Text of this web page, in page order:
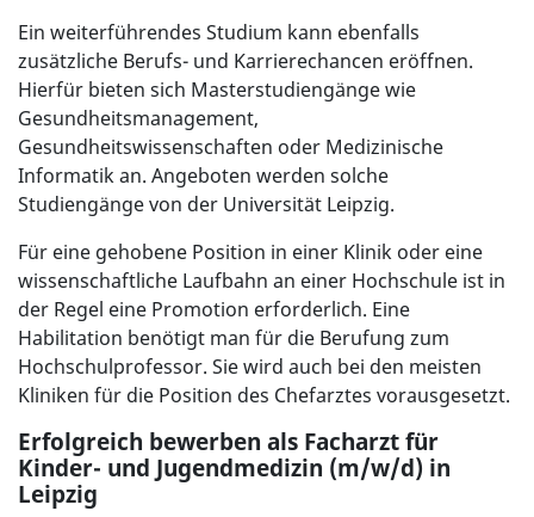
Ein weiterführendes Studium kann ebenfalls
zusätzliche Berufs- und Karrierechancen eröffnen.
Hierfür bieten sich Masterstudiengänge wie
Gesundheitsmanagement,
Gesundheitswissenschaften oder Medizinische
Informatik an. Angeboten werden solche
Studiengänge von der Universität Leipzig.
Für eine gehobene Position in einer Klinik oder eine
wissenschaftliche Laufbahn an einer Hochschule ist in
der Regel eine Promotion erforderlich. Eine
Habilitation benötigt man für die Berufung zum
Hochschulprofessor. Sie wird auch bei den meisten
Kliniken für die Position des Chefarztes vorausgesetzt.
Erfolgreich bewerben als Facharzt für
Kinder- und Jugendmedizin (m/w/d) in
Leipzig